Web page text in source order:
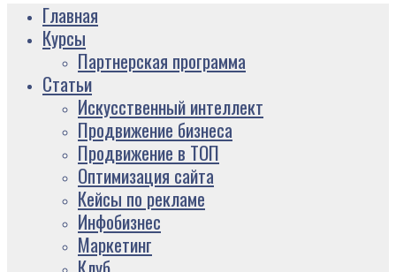
Главная
Курсы
Партнерская программа
Статьи
Искусственный интеллект
Продвижение бизнеса
Продвижение в ТОП
Оптимизация сайта
Кейсы по рекламе
Инфобизнес
Маркетинг